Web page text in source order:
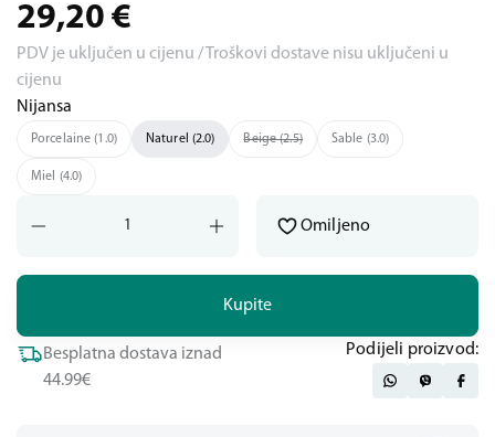
29,20 €
PDV je uključen u cijenu / Troškovi dostave nisu uključeni u
cijenu
Nijansa
Porcelaine (1.0) Naturel (2.0) Beige (2.5) Sable (3.0)
Miel (4.0)
Kupite
Omiljeno
Besplatna dostava iznad
44.99€
Podijeli proizvod: